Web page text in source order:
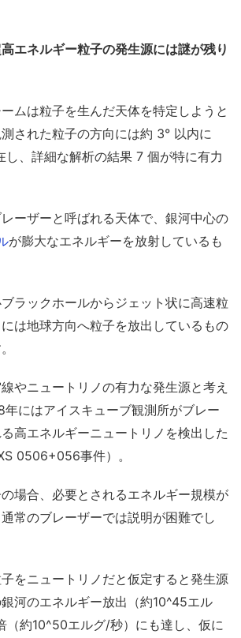
エネルギー粒子の発生源には謎が残り
ムは粒子を生んだ天体を特定しようと
された粒子の方向には約 3° 以内に
し、詳細な解析の結果 7 個が特に有力
ーザーと呼ばれる天体で、銀河中心の
が膨大なエネルギーを放射しているも
ラックホールからジェット状に高速粒
は地球方向へ粒子を放出しているもの
やニュートリノの有力な発生源と考え
年にはアイスキューブ観測所がブレー
高エネルギーニュートリノを検出した
0506+056事件）。
場合、必要とされるエネルギー規模が
常のブレーザーでは説明が困難でし
をニュートリノだと仮定すると発生源
河のエネルギー放出（約10^45エル
（約10^50エルグ/秒）にも達し、仮に